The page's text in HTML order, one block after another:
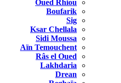
Oued Rhiou
Boufarik
Sig
Ksar Chellala
Sidi Moussa
Aïn Temouchent
Râs el Oued
Lakhdaria
Drean